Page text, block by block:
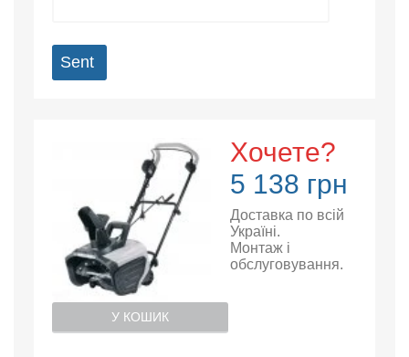
Sent
Хочете?
5 138 грн
Доставка по всій
Україні.
Монтаж і
обслуговування.
У КОШИК